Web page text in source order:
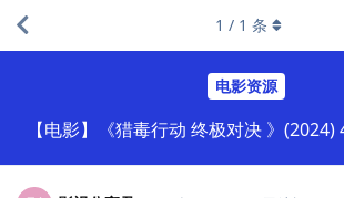
电影资源
【电影】《猎毒行动 终极对决 》
1 / 1 条